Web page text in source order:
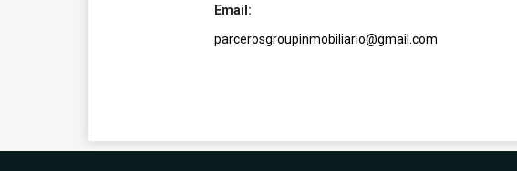
Email:
parcerosgroupinmobiliario@gmail.com